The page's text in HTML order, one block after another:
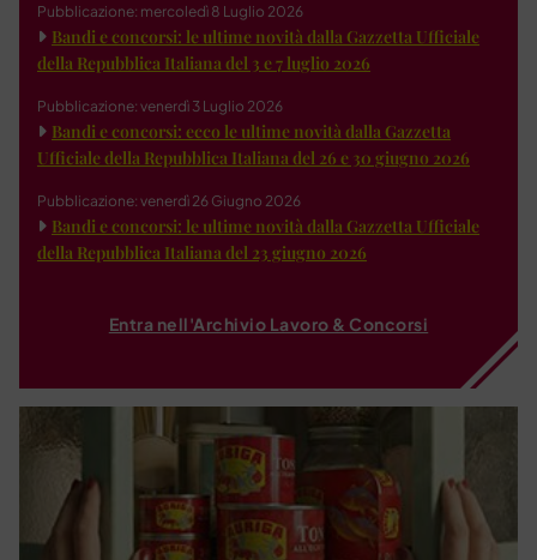
Pubblicazione: mercoledì 8 Luglio 2026
Bandi e concorsi: le ultime novità dalla Gazzetta Ufficiale
della Repubblica Italiana del 3 e 7 luglio 2026
Pubblicazione: venerdì 3 Luglio 2026
Bandi e concorsi: ecco le ultime novità dalla Gazzetta
Ufficiale della Repubblica Italiana del 26 e 30 giugno 2026
Pubblicazione: venerdì 26 Giugno 2026
Bandi e concorsi: le ultime novità dalla Gazzetta Ufficiale
della Repubblica Italiana del 23 giugno 2026
Entra nell'Archivio Lavoro & Concorsi